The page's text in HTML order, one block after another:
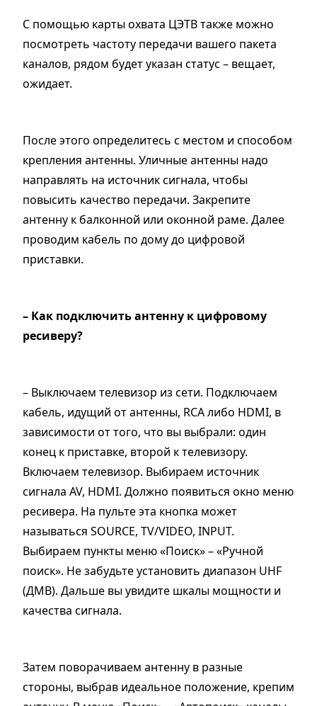
С помощью карты охвата ЦЭТВ также можно
посмотреть частоту передачи вашего пакета
каналов, рядом будет указан статус – вещает,
ожидает.
После этого определитесь с местом и способом
крепления антенны. Уличные антенны надо
направлять на источник сигнала, чтобы
повысить качество передачи. Закрепите
антенну к балконной или оконной раме. Далее
проводим кабель по дому до цифровой
приставки.
– Как подключить антенну к цифровому
ресиверу?
– Выключаем телевизор из сети. Подключаем
кабель, идущий от антенны, RCA либо HDMI, в
зависимости от того, что вы выбрали: один
конец к приставке, второй к телевизору.
Включаем телевизор. Выбираем источник
сигнала AV, HDMI. Должно появиться окно меню
ресивера. На пульте эта кнопка может
называться SOURCE, TV/VIDEO, INPUT.
Выбираем пункты меню «Поиск» – «Ручной
поиск». Не забудьте установить диапазон UHF
(ДМВ). Дальше вы увидите шкалы мощности и
качества сигнала.
Затем поворачиваем антенну в разные
стороны, выбрав идеальное положение, крепим